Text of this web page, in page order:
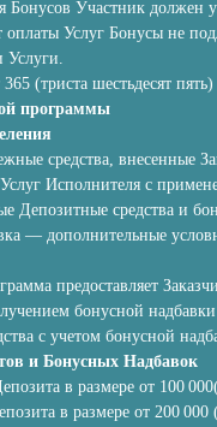
Бонусов Участник должен
Услуг Бонусы не
Услуги.
(триста шестьдесят
программы
средства, внесенные
Исполнителя с
Депозитные средства и
— дополнительные
предоставляет
бонусной
с учетом бонусной
и Бонусных Надбавок
в размере от 100
в размере от 200